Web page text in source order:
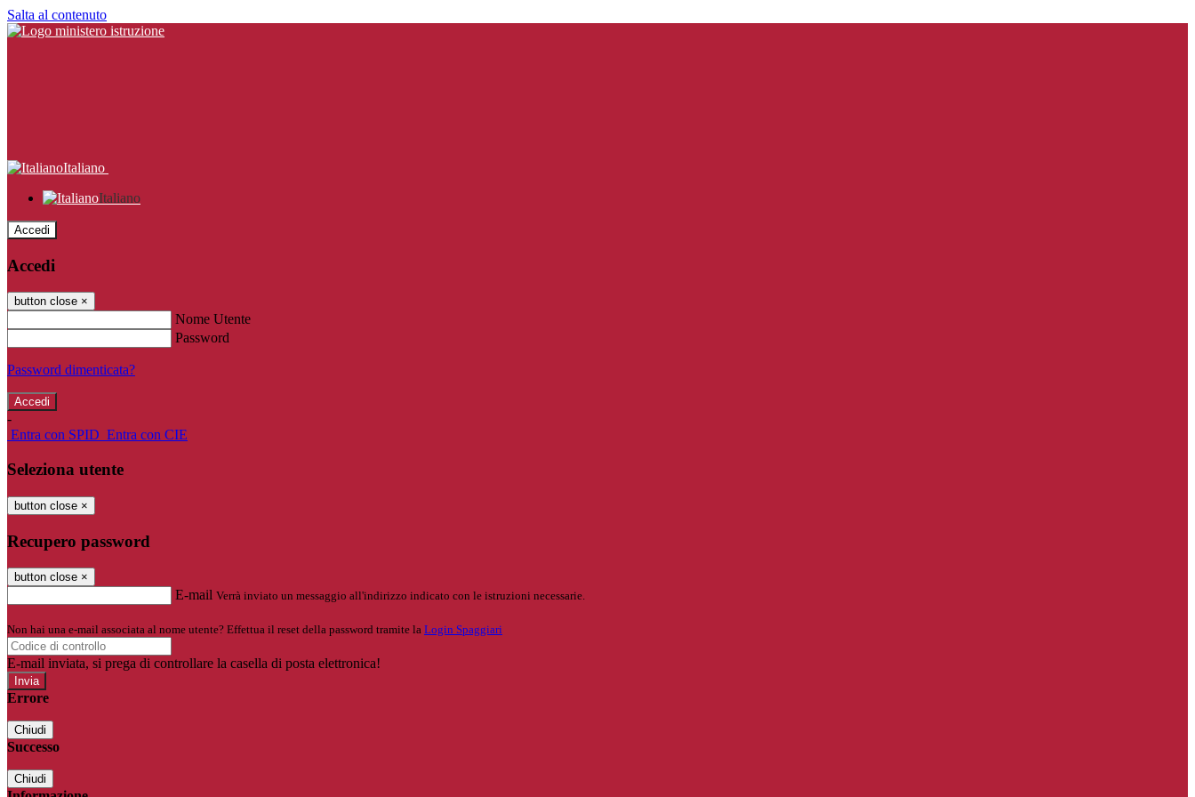
Salta al contenuto
Italiano
Italiano
Accedi
Accedi
button close ×
Nome Utente
Password
Password dimenticata?
-
Entra con SPID Entra con CIE
Seleziona utente
button close ×
Recupero password
button close ×
E-mail Verrà inviato un messaggio all'indirizzo indicato con le istruzioni necessarie.
Non hai una e-mail associata al nome utente? Effettua il reset della password tramite la Login Spaggiari
E-mail inviata, si prega di controllare la casella di posta elettronica!
Errore
Chiudi
Successo
Chiudi